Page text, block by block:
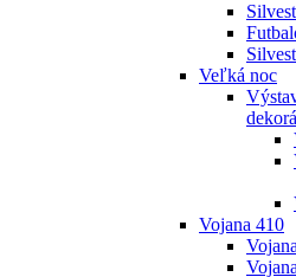
Veľká noc
Vojana 410